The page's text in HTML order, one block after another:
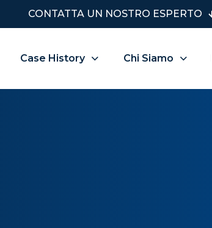
CONTATTA UN NOSTRO ESPERTO
Case History Chi Siamo